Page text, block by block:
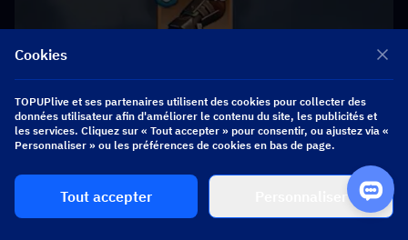
Cookies
TOPUPlive et ses partenaires utilisent des cookies pour collecter des
données utilisateur afin d'améliorer le contenu du site, les publicités et
les services. Cliquez sur « Tout accepter » pour consentir, ou ajustez via «
Personnaliser » ou les préférences de cookies en bas de page.
Tout accepter Personnaliser